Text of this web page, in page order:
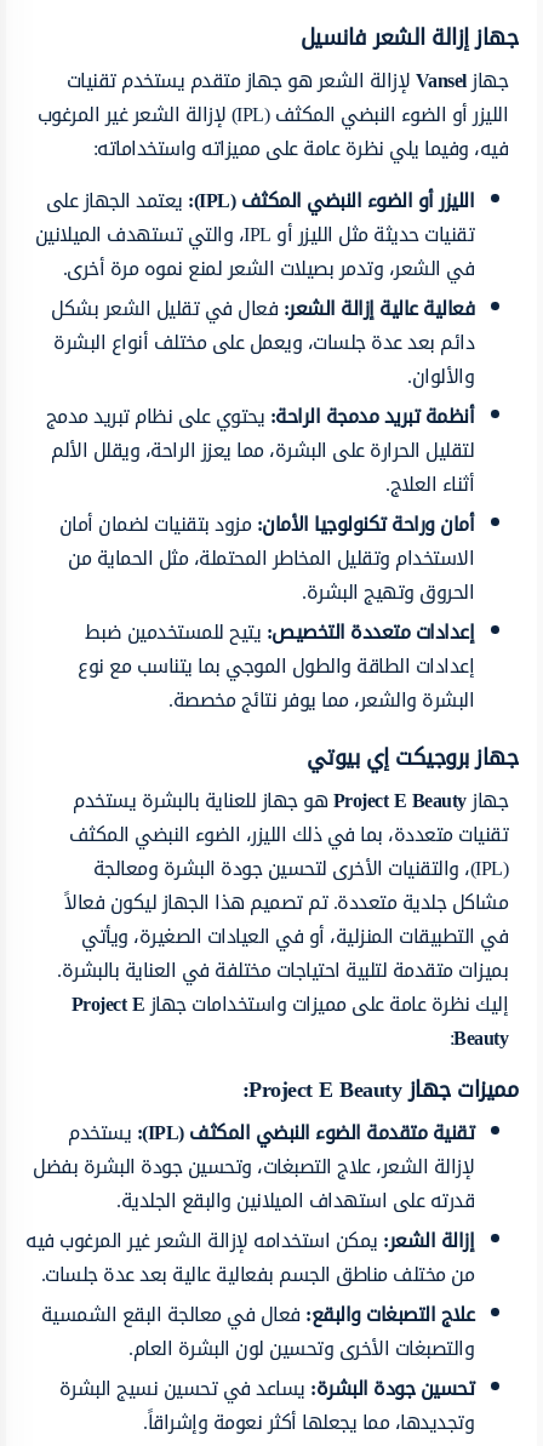
جهاز إزالة الشعر فانسيل
جهازVanselلإزالة الشعر هو جهاز متقدم يستخدم تقنيات
الليزر أو الضوء النبضي المكثف (IPL) لإزالة الشعر غير المرغوب
فيه، وفيما يلي نظرة عامة على مميزاته واستخداماته:
الليزر أو الضوء النبضي المكثف (IPL):
يعتمد الجهاز على
تقنيات حديثة مثل الليزر أو IPL، والتي تستهدف الميلانين
في الشعر، وتدمر بصيلات الشعر لمنع نموه مرة أخرى.
فعالية عاليةإزالة الشعر:فعال في تقليل الشعر بشكل
دائم بعد عدة جلسات، ويعمل على مختلف أنواع البشرة
والألوان.
أنظمة تبريد مدمجةالراحة:يحتوي على نظام تبريد مدمج
لتقليل الحرارة على البشرة، مما يعزز الراحة، ويقلل الألم
أثناء العلاج.
أمان وراحةتكنولوجيا الأمان:مزود بتقنيات لضمان أمان
الاستخدام وتقليل المخاطر المحتملة، مثل الحماية من
الحروق وتهيج البشرة.
إعدادات متعددةالتخصيص:يتيح للمستخدمين ضبط
إعدادات الطاقة والطول الموجي بما يتناسب مع نوع
البشرة والشعر، مما يوفر نتائج مخصصة.
جهاز بروجيكت إي بيوتي
جهازProject E Beautyهو جهاز للعناية بالبشرة يستخدم
تقنيات متعددة، بما في ذلك الليزر، الضوء النبضي المكثف
(IPL)، والتقنيات الأخرى لتحسين جودة البشرة ومعالجة
مشاكل جلدية متعددة. تم تصميم هذا الجهاز ليكون فعالاً
في التطبيقات المنزلية، أو في العيادات الصغيرة، ويأتي
بميزات متقدمة لتلبية احتياجات مختلفة في العناية بالبشرة.
إليك نظرة عامة على مميزات واستخدامات جهازProject E
Beauty
:
مميزات جهاز Project E Beauty:
تقنية متقدمةالضوء النبضي المكثف (IPL):
يستخدم
لإزالة الشعر، علاج التصبغات، وتحسين جودة البشرة بفضل
قدرته على استهداف الميلانين والبقع الجلدية.
إزالة الشعر:يمكن استخدامه لإزالة الشعر غير المرغوب فيه
من مختلف مناطق الجسم بفعالية عالية بعد عدة جلسات.
علاج التصبغات والبقع:فعال في معالجة البقع الشمسية
والتصبغات الأخرى وتحسين لون البشرة العام.
تحسين جودة البشرة:يساعد في تحسين نسيج البشرة
وتجديدها، مما يجعلها أكثر نعومة وإشراقاً.